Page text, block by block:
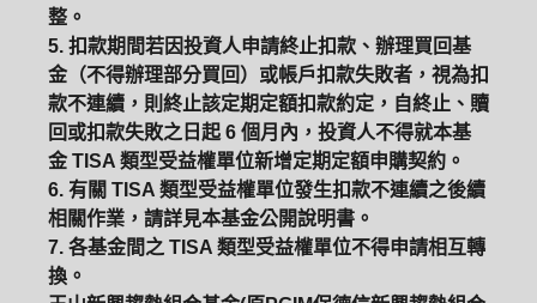
ETF 中國好時平衡 壽星優惠
醫療生化 中國品牌 0%手續費
基金申購 策略成長 拉丁美洲
大中華
整。
5. 扣款期間若因投資人申請終止扣款、辦理買回基
金（不得辦理部分買回）或帳戶扣款失敗者，視為扣
款不連續，則終止該定期定額扣款約定，自終止、贖
回或扣款失敗之日起 6 個月內，投資人不得就本基
金 TISA 類型受益權單位新增定期定額申購契約。
6. 有關 TISA 類型受益權單位發生扣款不連續之後續
相關作業，請詳見本基金公開說明書。
7. 各基金間之 TISA 類型受益權單位不得申請相互轉
換。